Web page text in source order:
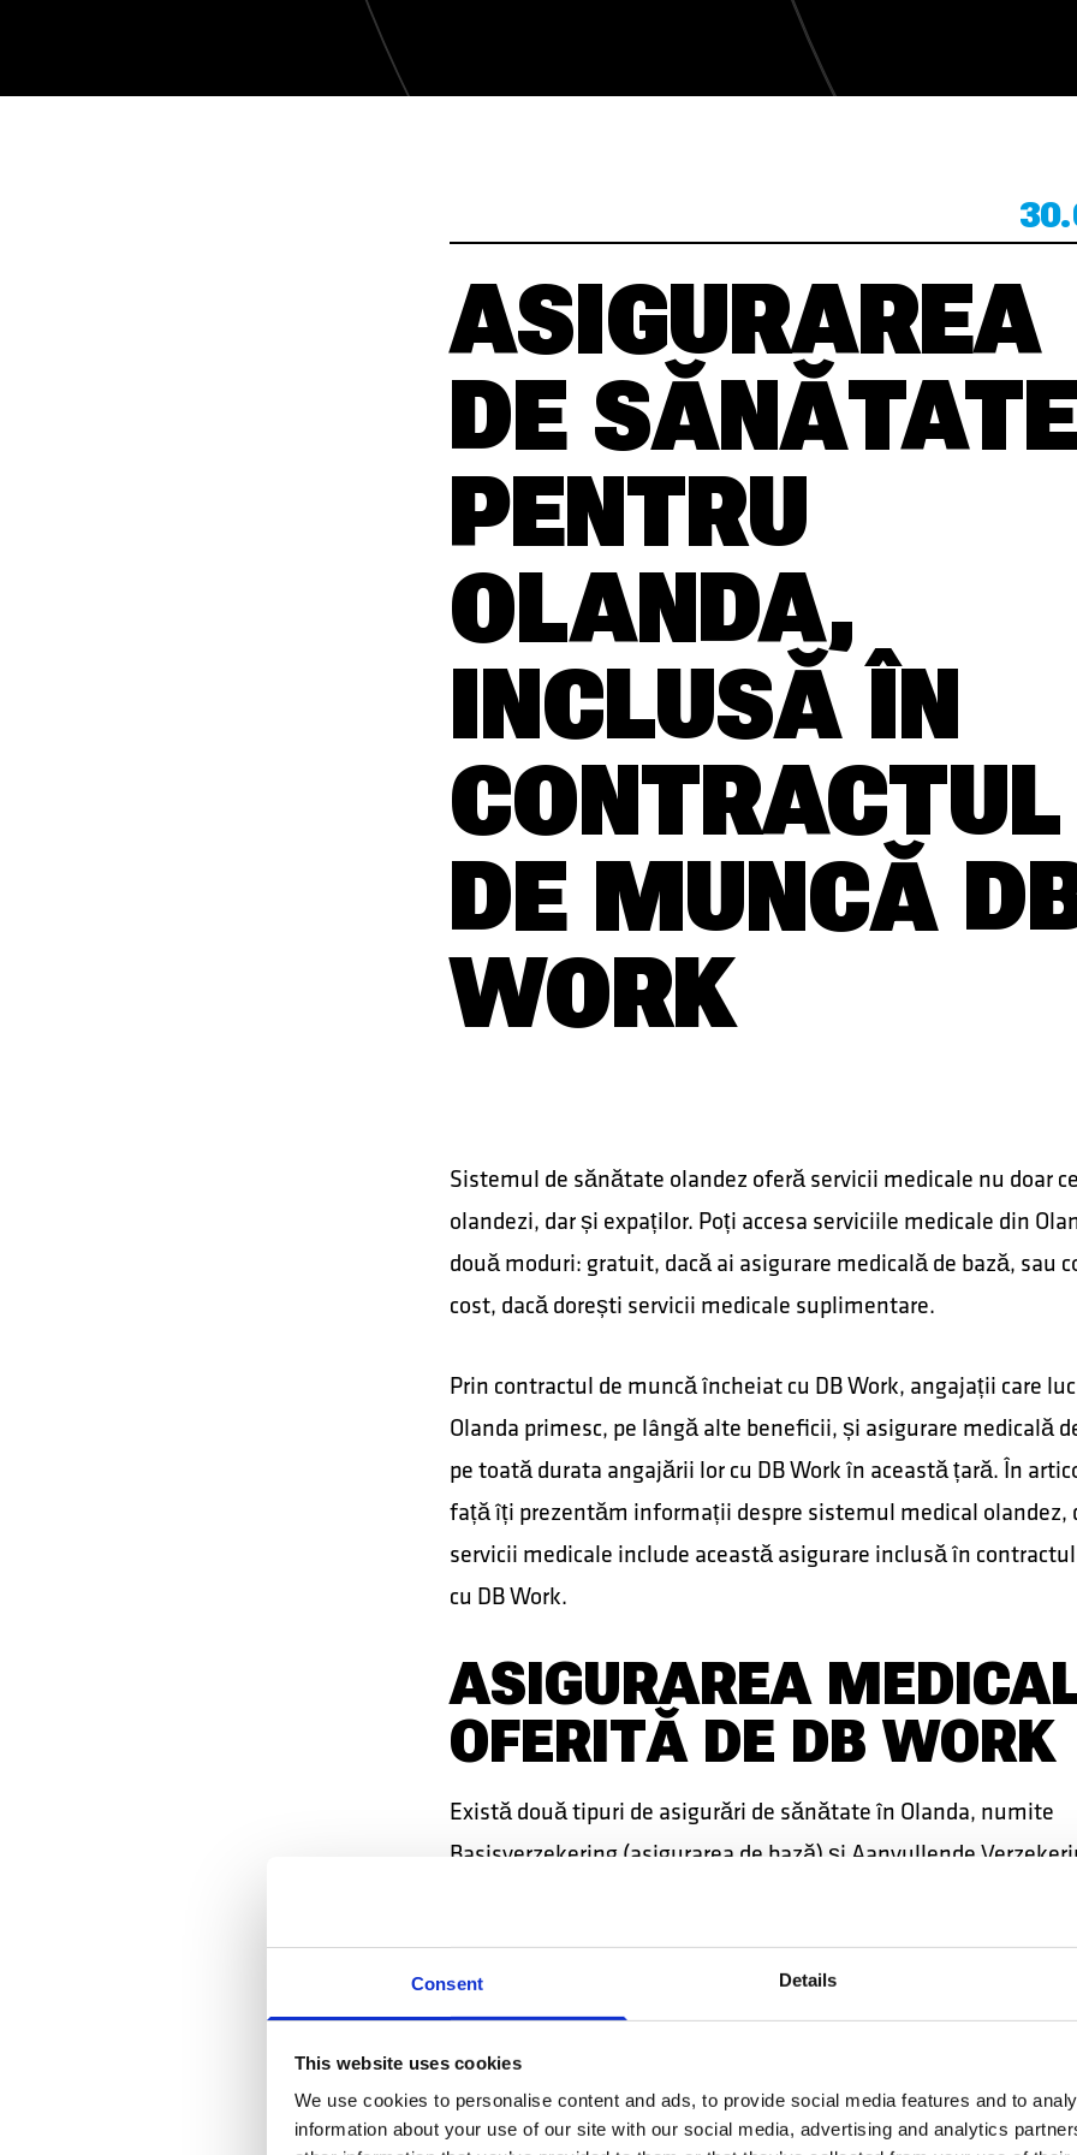
Consent Details
This website uses cookies
We use cookies to personalise content and ads, to provide social media features and to
information about your use of our site with our social media, advertising and analytics
APLICĂ CV
ASIGURAREA
DE SĂNĂTATE
PENTRU
OLANDA,
INCLUSĂ ÎN
CONTRACTUL
DE MUNCĂ
WORK
Sistemul de sănătate olandez oferă servicii medicale nu doar
olandezi, dar și expaților. Poți accesa serviciile medicale din
două moduri: gratuit, dacă ai asigurare medicală de bază, sau
cost, dacă dorești servicii medicale suplimentare.
Prin contractul de muncă încheiat cu DB Work, angajații care
Olanda primesc, pe lângă alte beneficii, și asigurare medicală
pe toată durata angajării lor cu DB Work în această țară. În
față îți prezentăm informații despre sistemul medical olandez,
servicii medicale include această asigurare inclusă în
cu DB Work.
ASIGURAREA
OFERITĂ DE DB WORK
Există două tipuri de asigurări de sănătate în Olanda, numite
Basisverzekering (asigurarea de bază) și Aanvullende
dacă ai nevoie și de alte servicii ce nu sunt acoperite de
Basisverzekering.
Ca în majoritatea țărilor europene, asigurarea medicală de
necesitățile de sănătate ale unei persoane ce nu are nevoi